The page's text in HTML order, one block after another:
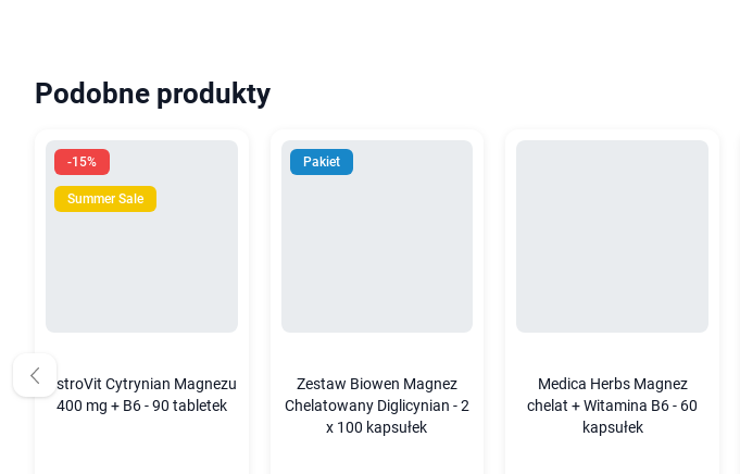
Podobne produkty
-15%
Summer Sale
OstroVit Cytrynian Magnezu
400 mg + B6 - 90 tabletek
Pakiet
Zestaw Biowen Magnez
Chelatowany Diglicynian - 2
x 100 kapsułek
Medica Herbs Magnez
chelat + Witamina B6 - 60
kapsułek